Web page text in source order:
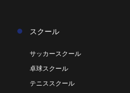
スクール
サッカースクール
卓球スクール
テニススクール